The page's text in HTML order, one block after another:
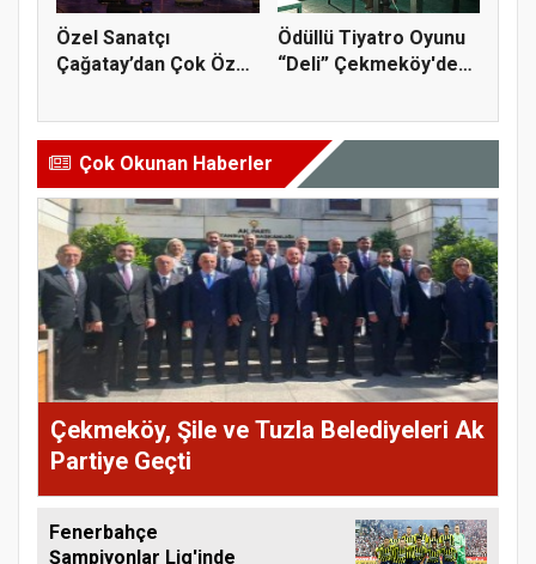
Özel Sanatçı
Çağatay’dan Çok Özel
Ödüllü Tiyatro Oyunu
“Deli” Çekmeköy'de
Çok Okunan Haberler
Çekmeköy, Şile ve Tuzla Belediyeleri Ak
Partiye Geçti
Fenerbahçe
Şampiyonlar Lig'inde